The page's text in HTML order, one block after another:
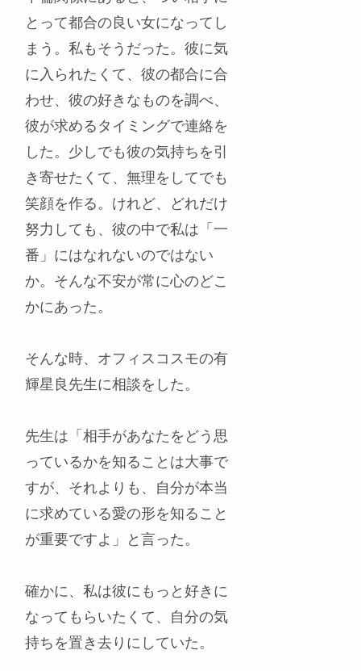
とって都合の良い女になってし
まう。私もそうだった。彼に気
に入られたくて、彼の都合に合
わせ、彼の好きなものを調べ、
彼が求めるタイミングで連絡を
した。少しでも彼の気持ちを引
き寄せたくて、無理をしてでも
笑顔を作る。けれど、どれだけ
努力しても、彼の中で私は「一
番」にはなれないのではない
か。そんな不安が常に心のどこ
かにあった。
そんな時、オフィスコスモの有
輝星良先生に相談をした。
先生は「相手があなたをどう思
っているかを知ることは大事で
すが、それよりも、自分が本当
に求めている愛の形を知ること
が重要ですよ」と言った。
確かに、私は彼にもっと好きに
なってもらいたくて、自分の気
持ちを置き去りにしていた。